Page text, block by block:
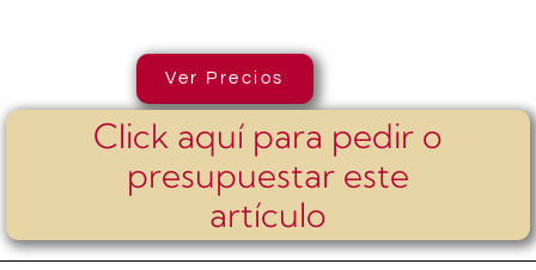
Ver Precios
Click aquí para pedir o
presupuestar este
artículo